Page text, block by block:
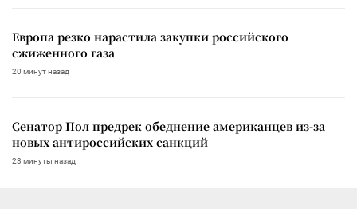
Европа резко нарастила закупки российского
сжиженного газа
20 минут назад
Сенатор Пол предрек обеднение американцев из-за
новых антироссийских санкций
23 минуты назад